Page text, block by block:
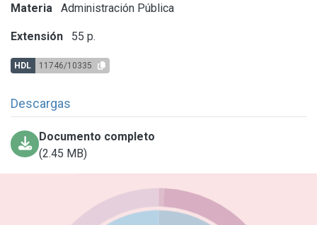
Materia Administración Pública
Extensión 55 p.
HDL 11746/10335
Descargas
Documento completo
(2.45 MB)